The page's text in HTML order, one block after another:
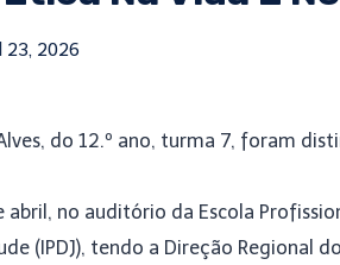
23, 2026
do 12.º ano, turma 7, foram
no auditório da Escola
(IPDJ), tendo a Direção Regional